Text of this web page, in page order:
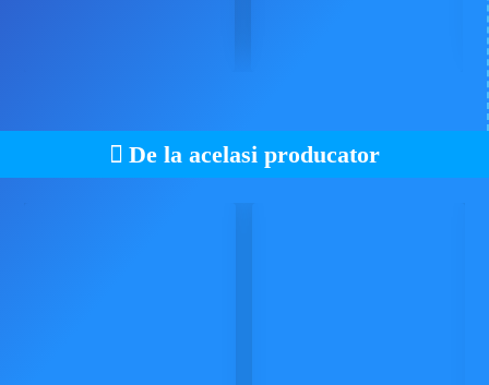
De la acelasi producator